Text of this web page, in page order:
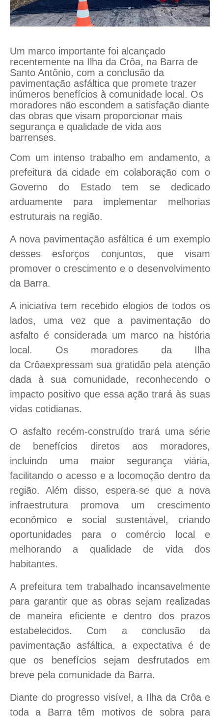
Um marco importante foi alcançado
recentemente na Ilha da Crôa, na Barra de
Santo Antônio, com a conclusão da
pavimentação asfáltica que promete trazer
inúmeros benefícios à comunidade local. Os
moradores não escondem a satisfação diante
das obras que visam proporcionar mais
segurança e qualidade de vida aos
barrenses.
Com um intenso trabalho em andamento, a
prefeitura da cidade em colaboração com o
Governo do Estado tem se dedicado
arduamente para implementar melhorias
estruturais na região.
A nova pavimentação asfáltica é um exemplo
desses esforços conjuntos, que visam
promover o crescimento e o desenvolvimento
da Barra.
A iniciativa tem recebido elogios de todos os
lados, uma vez que a pavimentação do
asfalto é considerada um marco na história
local. Os moradores da Ilha
da Crôaexpressam sua gratidão pela atenção
dada à sua comunidade, reconhecendo o
impacto positivo que essa ação trará às suas
vidas cotidianas.
O asfalto recém-construído trará uma série
de benefícios diretos aos moradores,
incluindo uma maior segurança viária,
facilitando o acesso e a locomoção dentro da
região. Além disso, espera-se que a nova
infraestrutura promova um crescimento
econômico e social sustentável, criando
oportunidades para o comércio local e
melhorando a qualidade de vida dos
habitantes.
A prefeitura tem trabalhado incansavelmente
para garantir que as obras sejam realizadas
de maneira eficiente e dentro dos prazos
estabelecidos. Com a conclusão da
pavimentação asfáltica, a expectativa é de
que os benefícios sejam desfrutados em
breve pela comunidade da Barra.
Diante do progresso visível, a Ilha da Crôa e
toda a Barra têm motivos de sobra para